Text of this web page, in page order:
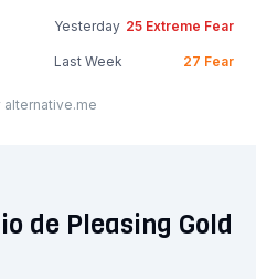
Yesterday 25 Extreme Fear
Last Week 27 Fear
de Pleasing Gold